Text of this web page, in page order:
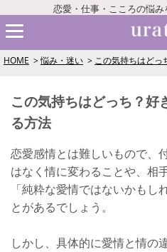
恋愛・仕事・こころの悩
HOME 悩み・迷い この気持ちはどっ
この気持ちはどっち？好
る方法
恋愛感情とは難しいもので、
はなく情に変わることや、相
「純粋な愛情ではないかもし
とがあるでしょう。
しかし、具体的に愛情と情の